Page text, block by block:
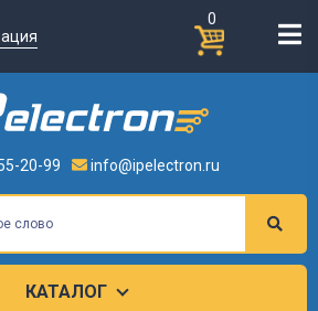
0
20-99 info@ipelectron.ru
КАТАЛОГ